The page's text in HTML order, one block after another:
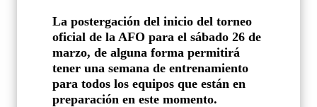
La postergación del inicio del torneo
oficial de la AFO para el sábado 26 de
marzo, de alguna forma permitirá
tener una semana de entrenamiento
para todos los equipos que están en
preparación en este momento.